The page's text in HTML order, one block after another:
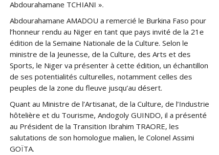
Abdourahamane TCHIANI ».
Abdourahamane AMADOU a remercié le Burkina Faso pour
l’honneur rendu au Niger en tant que pays invité de la 21e
édition de la Semaine Nationale de la Culture. Selon le
ministre de la Jeunesse, de la Culture, des Arts et des
Sports, le Niger va présenter à cette édition, un échantillon
de ses potentialités culturelles, notamment celles des
peuples de la zone du fleuve jusqu’au désert.
Quant au Ministre de l’Artisanat, de la Culture, de l’Industrie
hôtelière et du Tourisme, Andogoly GUINDO, il a présenté
au Président de la Transition Ibrahim TRAORE, les
salutations de son homologue malien, le Colonel Assimi
GOÏTA.